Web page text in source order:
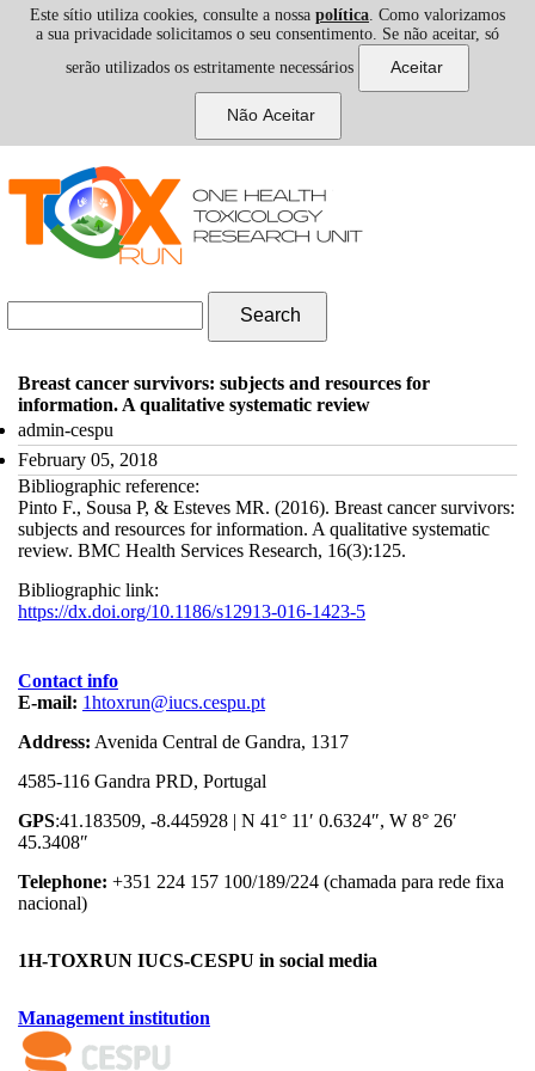
Este sítio utiliza cookies, consulte a nossa política. Como valorizamos
a sua privacidade solicitamos o seu consentimento. Se não aceitar, só
serão utilizados os estritamente necessários
Search form
Search
Breast cancer survivors: subjects and resources for
information. A qualitative systematic review
admin-cespu
February 05, 2018
Bibliographic reference:
Pinto F., Sousa P, & Esteves MR. (2016). Breast cancer survivors:
subjects and resources for information. A qualitative systematic
review. BMC Health Services Research, 16(3):125.
Bibliographic link:
https://dx.doi.org/10.1186/s12913-016-1423-5
Contact info
E-mail: 1htoxrun@iucs.cespu.pt
Address: Avenida Central de Gandra, 1317
4585-116 Gandra PRD, Portugal
GPS:41.183509, -8.445928 | N 41° 11′ 0.6324″, W 8° 26′
45.3408″
Telephone: +351 224 157 100/189/224 (chamada para rede fixa
nacional)
1H-TOXRUN IUCS-CESPU in social media
Management institution
logo_iucs_cor.png